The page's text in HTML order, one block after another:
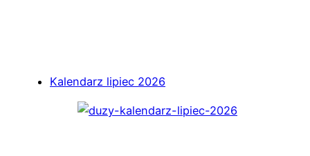
Kalendarz lipiec 2026